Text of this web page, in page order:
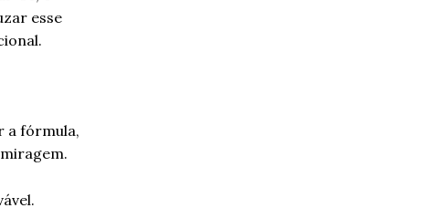
esse
a fórmula,